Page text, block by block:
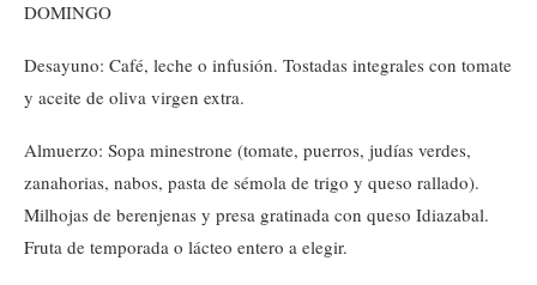
DOMINGO
Desayuno: Café, leche o infusión. Tostadas integrales con tomate
y aceite de oliva virgen extra.
Almuerzo: Sopa minestrone (tomate, puerros, judías verdes,
zanahorias, nabos, pasta de sémola de trigo y queso rallado).
Milhojas de berenjenas y presa gratinada con queso Idiazabal.
Fruta de temporada o lácteo entero a elegir.